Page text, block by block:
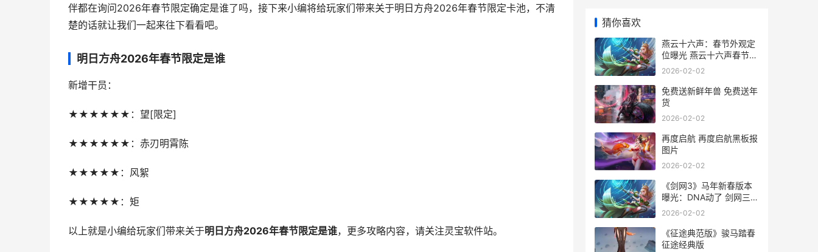
伴都在询问2026年春节限定确定是谁了吗，接下来小编将给玩家们带来关于明日方舟2026年春节限定卡池，不清
楚的话就让我们一起来往下看看吧。
明日方舟2026年春节限定是谁
新增干员：
★★★★★★：望[限定]
★★★★★★：赤刃明霄陈
★★★★★：风絮
★★★★★：矩
以上就是小编给玩家们带来关于明日方舟2026年春节限定是谁，更多攻略内容，请关注灵宝软件站。
猜你喜欢
燕云十六声：春节外观定
位曝光 燕云十六声春节版
本
2026-02-02
免费送新鲜年兽 免费送年
货
2026-02-02
再度启航 再度启航黑板报
图片
2026-02-02
《剑网3》马年新春版本
曝光：DNA动了 剑网三所
有马的介绍和图片
2026-02-02
《征途典范版》骏马踏春
征途经典版